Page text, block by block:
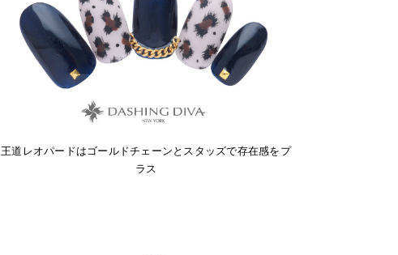
王道レオパードはゴールドチェーンとスタッズで存在感をプ
ラス